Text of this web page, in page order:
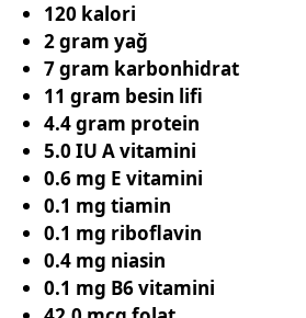
120 kalori
2 gram yağ
7 gram karbonhidrat
11 gram besin lifi
4.4 gram protein
5.0 IU A vitamini
0.6 mg E vitamini
0.1 mg tiamin
0.1 mg riboflavin
0.4 mg niasin
0.1 mg B6 vitamini